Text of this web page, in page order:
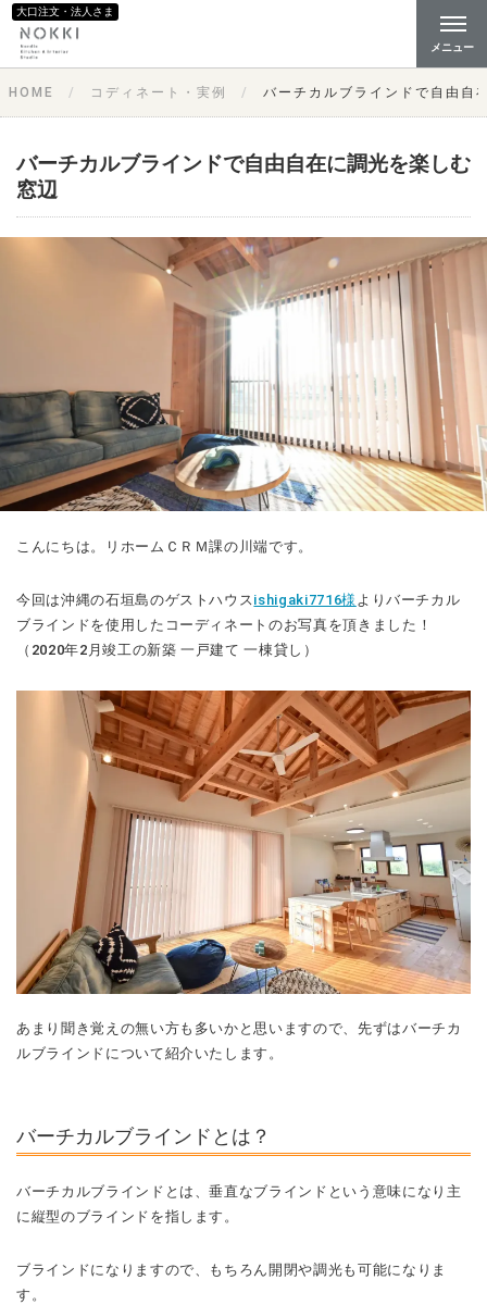
大口注文・法人さま
メニュー
HOME コディネート・実例 バーチカルブラインドで自由自
バーチカルブラインドで自由自在に調光を楽しむ
窓辺
こんにちは。リホームＣＲＭ課の川端です。
今回は沖縄の石垣島のゲストハウスishigaki7716様 よりバーチカル
ブラインドを使用したコーディネートのお写真を頂きました！
（2020年2月竣工の新築 一戸建て 一棟貸し）
あまり聞き覚えの無い方も多いかと思いますので、先ずはバーチカ
ルブラインドについて紹介いたします。
バーチカルブラインドとは？
バーチカルブラインドとは、垂直なブラインドという意味になり主
に縦型のブラインドを指します。
ブラインドになりますので、もちろん開閉や調光も可能になりま
す。